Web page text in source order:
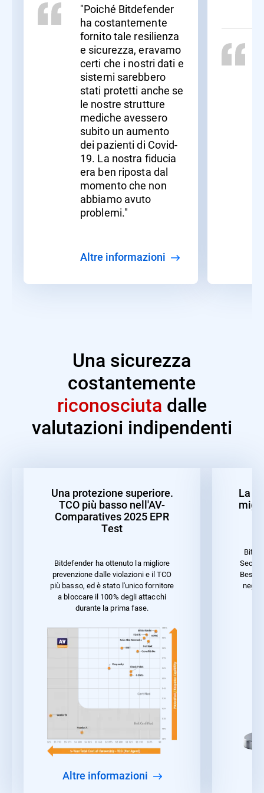
"Poiché Bitdefender
ha costantemente
fornito tale resilienza
e sicurezza, eravamo
certi che i nostri dati e
sistemi sarebbero
stati protetti anche se
le nostre strutture
mediche avessero
subito un aumento
dei pazienti di Covid-
19. La nostra fiducia
era ben riposta dal
momento che non
abbiamo avuto
problemi."
Altre informazioni
Una sicurezza
costantemente
riconosciuta dalle
valutazioni indipendenti
Una protezione superiore.
TCO più basso nell'AV-
Comparatives 2025 EPR
Test
Bitdefender ha ottenuto la migliore
prevenzione dalle violazioni e il TCO
più basso, ed è stato l'unico fornitore
a bloccare il 100% degli attacchi
durante la prima fase.
Altre informazioni
La
Best
negli